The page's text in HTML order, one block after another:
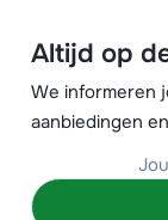
Altijd op
We informeren
aanbiedingen